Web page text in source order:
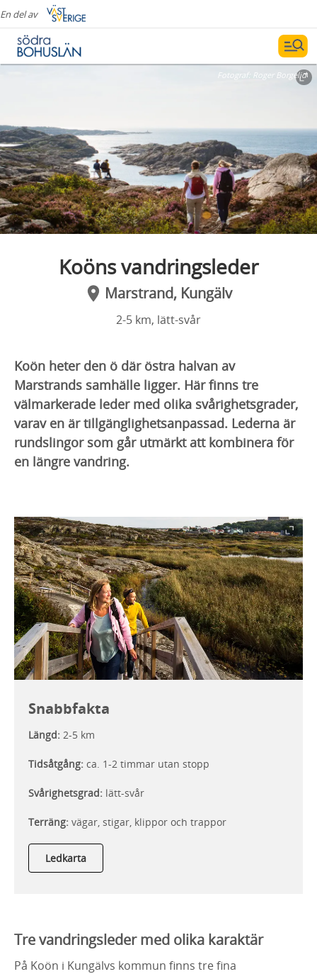
En del av
Fotograf: Roger Borgelid
Koöns vandringsleder
Marstrand, Kungälv
2-5 km, lätt-svår
Koön heter den ö där östra halvan av
Marstrands samhälle ligger. Här finns tre
välmarkerade leder med olika svårighetsgrader,
varav en är tillgänglighetsanpassad. Lederna är
rundslingor som går utmärkt att kombinera för
en längre vandring.
Snabbfakta
Längd: 2-5 km
Tidsåtgång: ca. 1-2 timmar utan stopp
Svårighetsgrad: lätt-svår
Terräng: vägar, stigar, klippor och trappor
Ledkarta
Tre vandringsleder med olika karaktär
På Koön i Kungälvs kommun finns tre fina